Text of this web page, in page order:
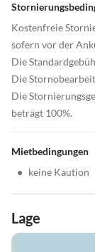
Kostenfreie
sofern vor der
Die
Die
Die
beträgt 100%.
Mietbedingungen
• keine Kaution
Lage